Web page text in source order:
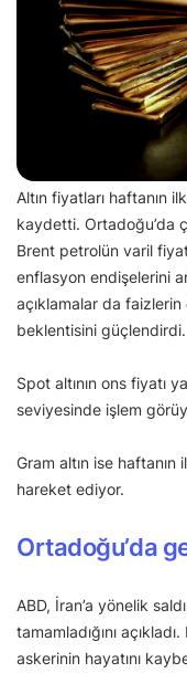
Altın fiyatları haftanın
kaydetti. Ortadoğu’da
Brent petrolün varil
enflasyon endişelerini
açıklamalar da
beklentisini güçlendirdi.
Spot altının ons fiyatı
seviyesinde işlem
Gram altın ise haftanın
hareket ediyor.
Ortadoğu’da
ABD, İran’a yönelik
tamamladığını
askerinin hayatını